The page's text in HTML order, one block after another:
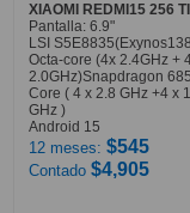
XIAOMI REDMI15 256
Pantalla: 6.9"
LSI
Octa-core (4x 2.4GHz +
2.0GHz)Snapdragon
Core ( 4 x 2.8 GHz +4 x
GHz )
Android 15
12 meses: $545
Contado $4,905